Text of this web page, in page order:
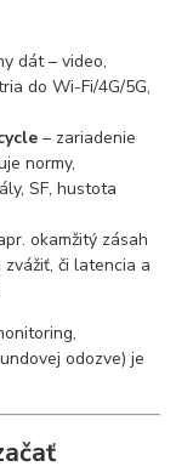
dát – video,
do Wi-Fi/4G/5G,
– zariadenie
normy,
SF, hustota
okamžitý zásah
či latencia a
odozve) je